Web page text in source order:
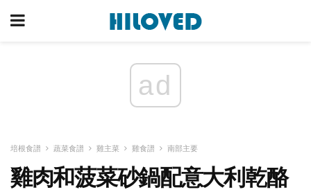
ad
培根食譜 蔬菜食譜 雞主菜 雞食譜 南部主要
雞肉和菠菜砂鍋配意大利乾酪